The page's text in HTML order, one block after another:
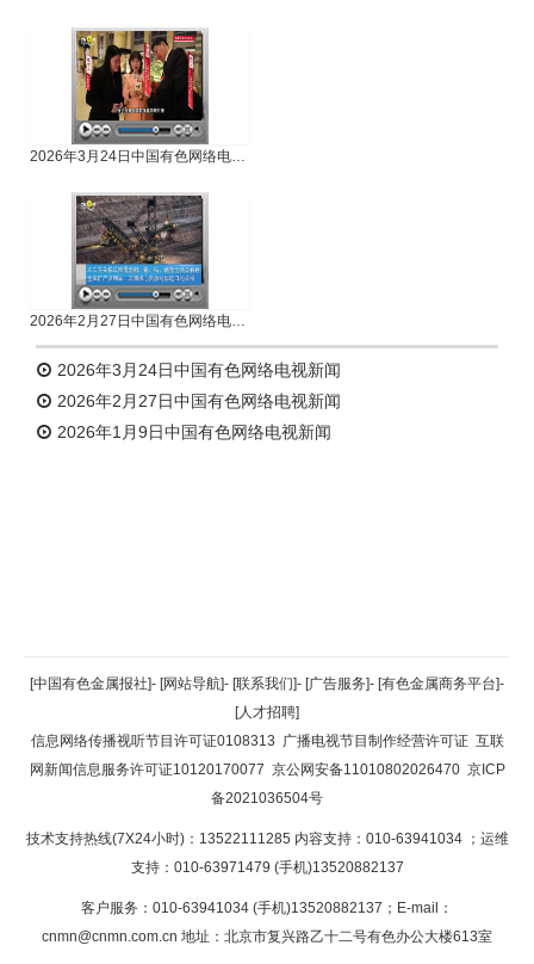
2026年3月24日中国有色网络电视新闻
2026年2月27日中国有色网络电视新闻
2026年3月24日中国有色网络电视新闻
2026年2月27日中国有色网络电视新闻
2026年1月9日中国有色网络电视新闻
返回顶部
返回首页
[中国有色金属报社]- [网站导航]- [联系我们]- [广告服务]- [有色金属商务平台]-
[人才招聘]
信息网络传播视听节目许可证0108313 广播电视节目制作经营许可证 互联
网新闻信息服务许可证10120170077 京公网安备11010802026470 京ICP
备2021036504号
技术支持热线(7X24小时)：13522111285 内容支持：010-63941034 ；运维
支持：010-63971479 (手机)13520882137
客户服务：010-63941034 (手机)13520882137；E-mail：
cnmn@cnmn.com.cn 地址：北京市复兴路乙十二号有色办公大楼613室